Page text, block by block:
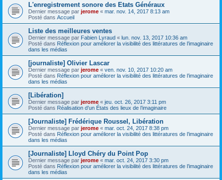
L'enregistrement sonore des Etats Généraux
Dernier message par jerome « mar. nov. 14, 2017 8:13 am
Posté dans Accueil
Liste des meilleures ventes
Dernier message par Fabien Lyraud « lun. nov. 13, 2017 10:36 am
Posté dans Réflexion pour améliorer la visibilité des littératures de l’imaginaire
dans les médias
[journaliste] Olivier Lascar
Dernier message par jerome « ven. nov. 10, 2017 10:20 am
Posté dans Réflexion pour améliorer la visibilité des littératures de l’imaginaire
dans les médias
[Libération]
Dernier message par jerome « jeu. oct. 26, 2017 3:11 pm
Posté dans Réalisation d’un États des lieux de l’imaginaire
[Journaliste] Frédérique Roussel, Libération
Dernier message par jerome « mar. oct. 24, 2017 8:38 pm
Posté dans Réflexion pour améliorer la visibilité des littératures de l’imaginaire
dans les médias
[Journaliste] Lloyd Chéry du Point Pop
Dernier message par jerome « mar. oct. 24, 2017 3:30 pm
Posté dans Réflexion pour améliorer la visibilité des littératures de l’imaginaire
dans les médias